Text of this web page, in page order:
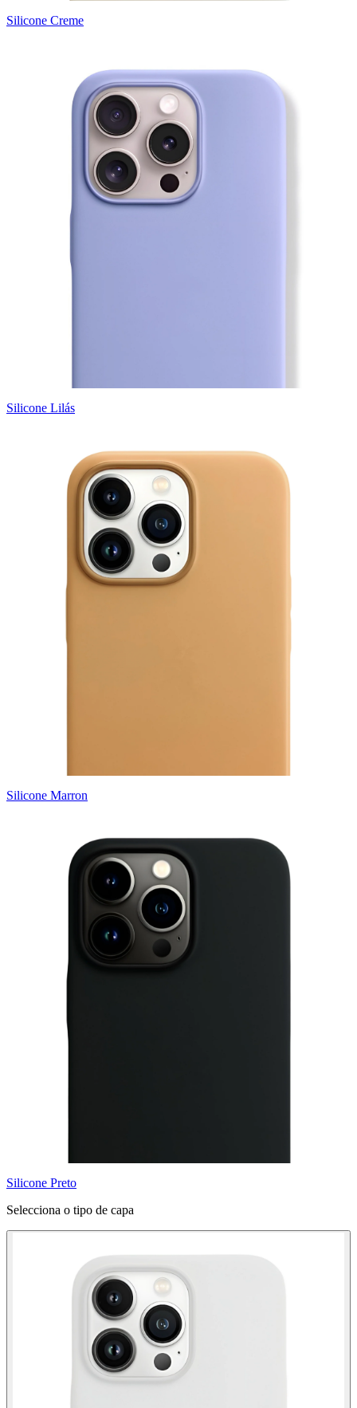
Silicone Creme
Silicone Lilás
Silicone Marron
Silicone Preto
Selecciona o tipo de capa